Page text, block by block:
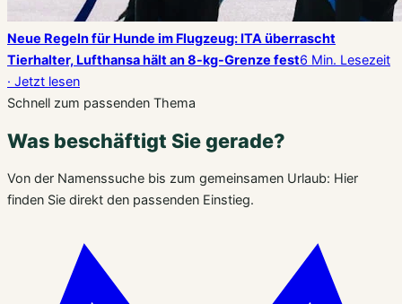
Neue Regeln für Hunde im Flugzeug: ITA überrascht
Tierhalter, Lufthansa hält an 8-kg-Grenze fest6 Min. Lesezeit
· Jetzt lesen
Schnell zum passenden Thema
Was beschäftigt Sie gerade?
Von der Namenssuche bis zum gemeinsamen Urlaub: Hier
finden Sie direkt den passenden Einstieg.